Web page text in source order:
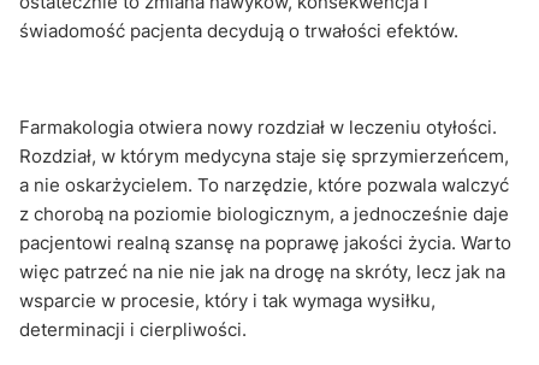
świadomość pacjenta decydują o trwałości efektów.
Farmakologia otwiera nowy rozdział w leczeniu otyłości.
Rozdział, w którym medycyna staje się sprzymierzeńcem,
a nie oskarżycielem. To narzędzie, które pozwala walczyć
z chorobą na poziomie biologicznym, a jednocześnie daje
pacjentowi realną szansę na poprawę jakości życia. Warto
więc patrzeć na nie nie jak na drogę na skróty, lecz jak na
wsparcie w procesie, który i tak wymaga wysiłku,
determinacji i cierpliwości.